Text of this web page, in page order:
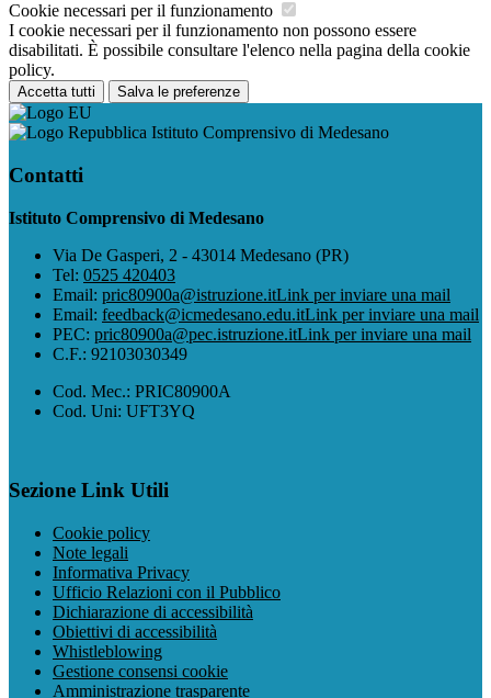
Cookie necessari per il funzionamento
I cookie necessari per il funzionamento non possono essere
disabilitati. È possibile consultare l'elenco nella pagina della cookie
policy.
Accetta tutti Salva le preferenze
Istituto Comprensivo di Medesano
Contatti
Istituto Comprensivo di Medesano
Via De Gasperi, 2 - 43014 Medesano (PR)
Tel: 0525 420403
Email: pric80900a@istruzione.itLink per inviare una mail
Email: feedback@icmedesano.edu.itLink per inviare una mail
PEC: pric80900a@pec.istruzione.itLink per inviare una mail
C.F.: 92103030349
Cod. Mec.: PRIC80900A
Cod. Uni: UFT3YQ
Sezione Link Utili
Cookie policy
Note legali
Informativa Privacy
Ufficio Relazioni con il Pubblico
Dichiarazione di accessibilità
Obiettivi di accessibilità
Whistleblowing
Gestione consensi cookie
Amministrazione trasparente